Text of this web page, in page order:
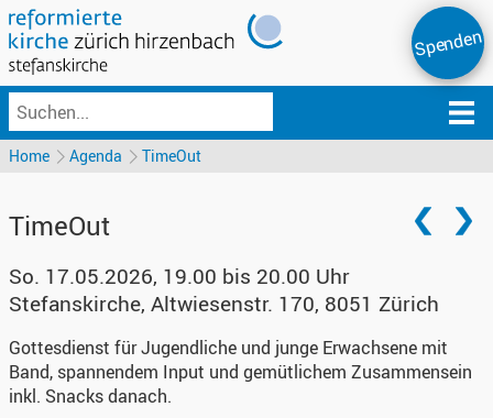
Spenden
Home Agenda TimeOut
TimeOut
So. 17.05.2026, 19.00 bis 20.00 Uhr
Stefanskirche, Altwiesenstr. 170, 8051 Zürich
Gottesdienst für Jugendliche und junge Erwachsene mit
Band, spannendem Input und gemütlichem Zusammensein
inkl. Snacks danach.